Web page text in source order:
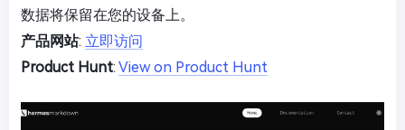
数据将保留在您的设备上。
产品网站: 立即访问
Product Hunt: View on Product Hunt